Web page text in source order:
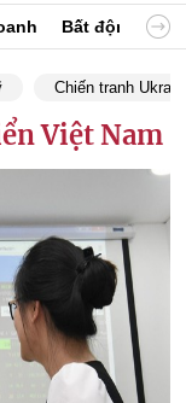
Bất động sản
Chiến tranh
Việt Nam